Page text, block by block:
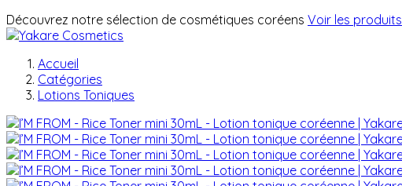
Découvrez notre sélection de cosmétiques coréens Voir les produits
Accueil
Catégories
Lotions Toniques